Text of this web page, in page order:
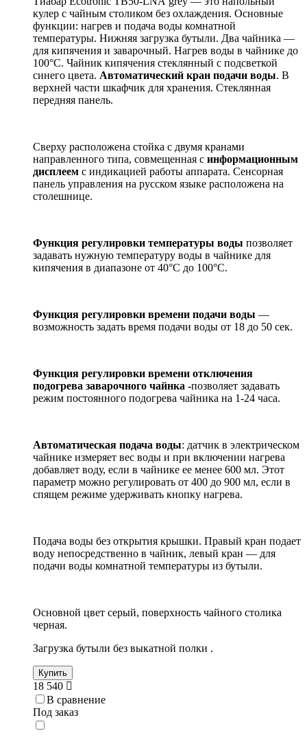
кулер с чайным столиком без охлаждения. Основные
функции: нагрев и подача воды комнатной
температуры. Нижняя загрузка бутыли. Два чайника —
для кипячения и заварочный. Нагрев воды в чайнике до
100°С. Чайник кипячения стеклянный с подсветкой
синего цвета. Автоматический кран подачи воды. В
верхней части шкафчик для хранения. Стеклянная
передняя панель.
Сверху расположена стойка с двумя кранами
направленного типа, совмещенная с информационным
дисплеем с индикацией работы аппарата. Сенсорная
панель управления на русском языке расположена на
столешнице.
Функция регулировки температуры воды позволяет
задавать нужную температуру воды в чайнике для
кипячения в диапазоне от 40°С до 100°С.
Функция регулировки времени подачи воды —
возможность задать время подачи воды от 18 до 50 сек.
Функция регулировки времени отключения
подогрева заварочного чайнка -позволяет задавать
режим постоянного подогрева чайника на 1-24 часа.
Автоматическая подача воды: датчик в электрическом
чайнике измеряет вес воды и при включении нагрева
добавляет воду, если в чайнике ее менее 600 мл. Этот
параметр можно регулировать от 400 до 900 мл, если в
спящем режиме удерживать кнопку нагрева.
Подача воды без открытия крышки. Правый кран подает
воду непосредственно в чайник, левый кран — для
подачи воды комнатной температуры из бутыли.
Основной цвет серый, поверхность чайного столика
черная.
Загрузка бутыли без выкатной полки .
Купить
18 540
В сравнение
Под заказ